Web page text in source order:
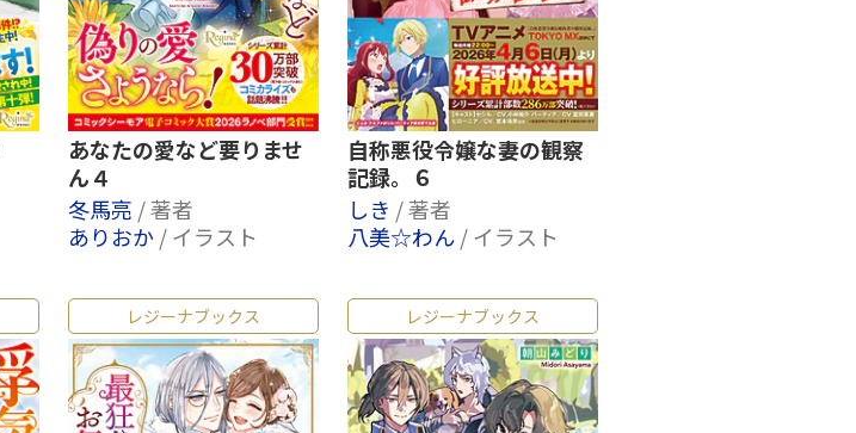
あなたの愛など要りませ
ん４
冬馬亮 / 著者
ありおか/ イラスト
自称悪役令嬢な妻の観察
記録。６
しき / 著者
八美☆わん/ イラスト
レジーナブックス レジーナブックス